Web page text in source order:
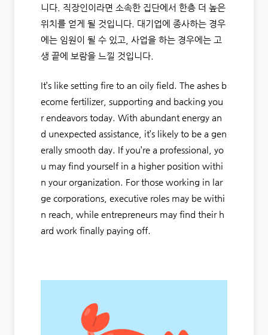
니다. 직장인이라면 소속한 집단에서 한층 더 높은
위치를 얻게 될 것입니다. 대기업에 종사하는 경우
에는 임원이 될 수 있고, 사업을 하는 경우에는 고
생 끝에 보람을 느낄 것입니다.
It’s like setting fire to an oily field. The ashes b
ecome fertilizer, supporting and backing you
r endeavors today. With abundant energy an
d unexpected assistance, it’s likely to be a gen
erally smooth day. If you’re a professional, yo
u may find yourself in a higher position withi
n your organization. For those working in lar
ge corporations, executive roles may be withi
n reach, while entrepreneurs may find their h
ard work finally paying off.